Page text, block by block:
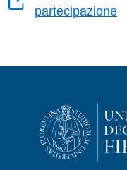
partecipazione